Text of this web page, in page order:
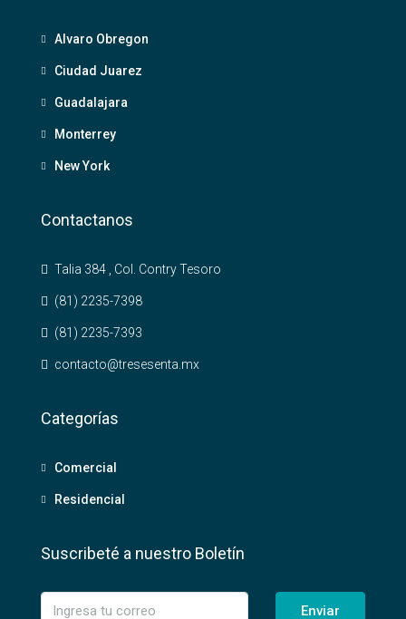
Alvaro Obregon
Ciudad Juarez
Guadalajara
Monterrey
New York
Contactanos
Talia 384 , Col. Contry Tesoro
(81) 2235-7398
(81) 2235-7393
contacto@tresesenta.mx
Categorías
Comercial
Residencial
Suscribeté a nuestro Boletín
Enviar